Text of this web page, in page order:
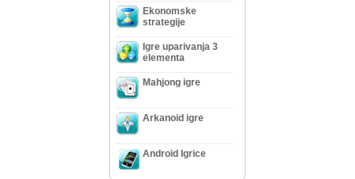
Ekonomske
strategije
Igre uparivanja 3
elementa
Mahjong igre
Arkanoid igre
Android Igrice